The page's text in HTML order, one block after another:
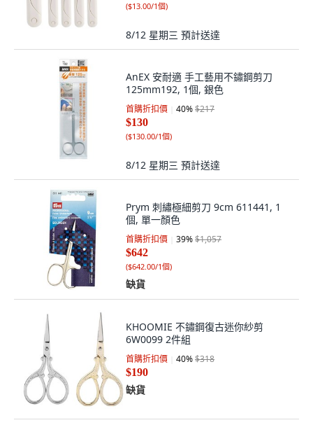
($13.00/1個)
8/12 星期三 預計送達
AnEX 安耐適 手工藝用不鏽鋼剪刀
125mm192, 1個, 銀色
首購折扣價 40%$217
$130
($130.00/1個)
8/12 星期三 預計送達
Prym 刺繡極細剪刀 9cm 611441, 1
個, 單一顏色
首購折扣價 39%$1,057
$642
($642.00/1個)
缺貨
KHOOMIE 不鏽鋼復古迷你紗剪
6W0099 2件組
首購折扣價 40%$318
$190
缺貨